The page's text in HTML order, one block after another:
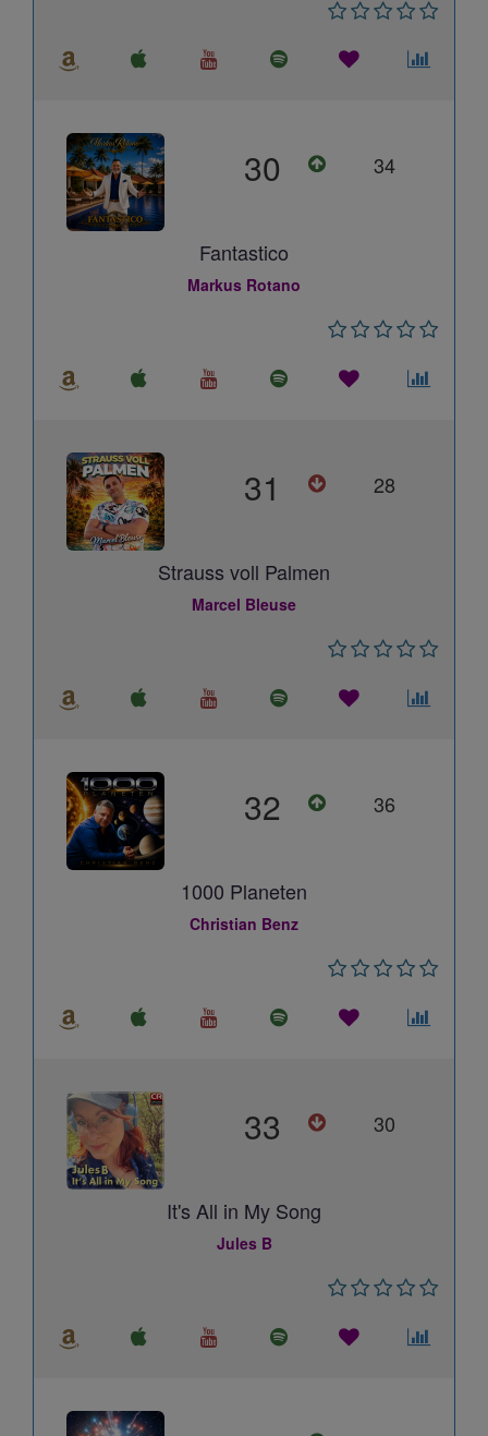
30 34
Fantastico
Markus Rotano
31 28
Strauss voll Palmen
Marcel Bleuse
32 36
1000 Planeten
Christian Benz
33 30
It's All in My Song
Jules B